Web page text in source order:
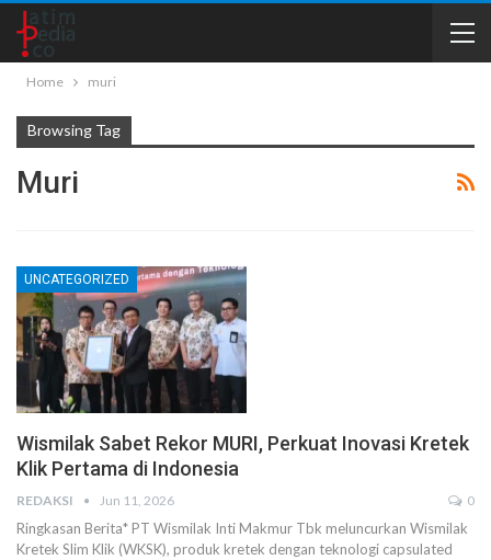
Home muri
Browsing Tag
Muri
UNCATEGORIZED
Wismilak Sabet Rekor MURI, Perkuat Inovasi Kretek
Klik Pertama di Indonesia
REDAKSI Jun 11, 2026 0
Ringkasan Berita ​* PT Wismilak Inti Makmur Tbk meluncurkan Wismilak
Kretek Slim Klik (WKSK), produk kretek dengan teknologi capsulated